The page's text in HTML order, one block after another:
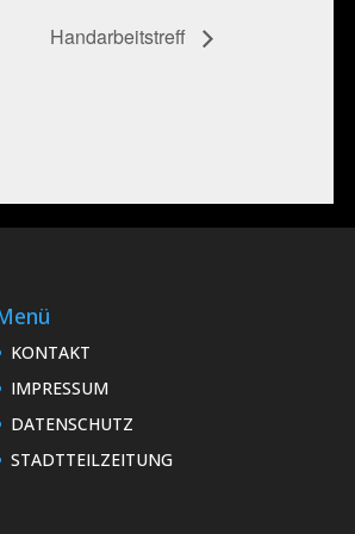
Handarbeitstreff
KONTAKT
IMPRESSUM
DATENSCHUTZ
STADTTEILZEITUNG